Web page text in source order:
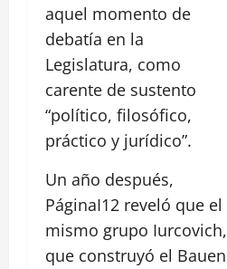
aquel momento de
debatía en la
Legislatura, como
carente de sustento
“político, filosófico,
práctico y jurídico”.
Un año después,
PáginaI12 reveló que el
mismo grupo Iurcovich,
que construyó el Bauen